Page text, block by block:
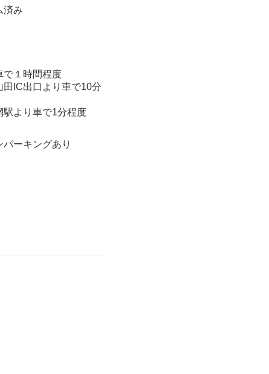
済み
で１時間程度
田IC出口より車で10分
駅より車で1分程度
ーキングあり